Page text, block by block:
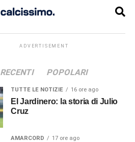
ADVERTISEMENT
RECENTI POPOLARI
TUTTE LE NOTIZIE 16 ore ago
El Jardinero: la storia di Julio
Cruz
AMARCORD 17 ore ago